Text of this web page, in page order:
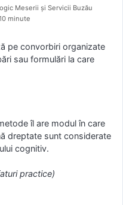
Meserii și Servicii Buzău
minute
pe convorbiri organizate
sau formulări la care
îl are modul în care
dreptate sunt considerate
cognitiv.
practice)